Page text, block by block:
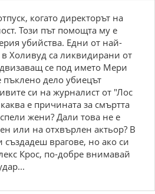
когато директорът на
Този път помощта му е
убийства. Едни от най-
Холивуд са ликвидирани от
се под името Мери
пъклено дело убиецът
си на журналист от "Лос
е причината за смъртта
жени? Дали това не е
или на отхвърлен актьор? В
създадеш врагове, но ако си
Крос, по-добре внимавай